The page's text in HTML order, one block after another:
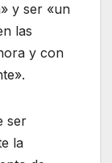
y ser «un
las
y con
ser
la